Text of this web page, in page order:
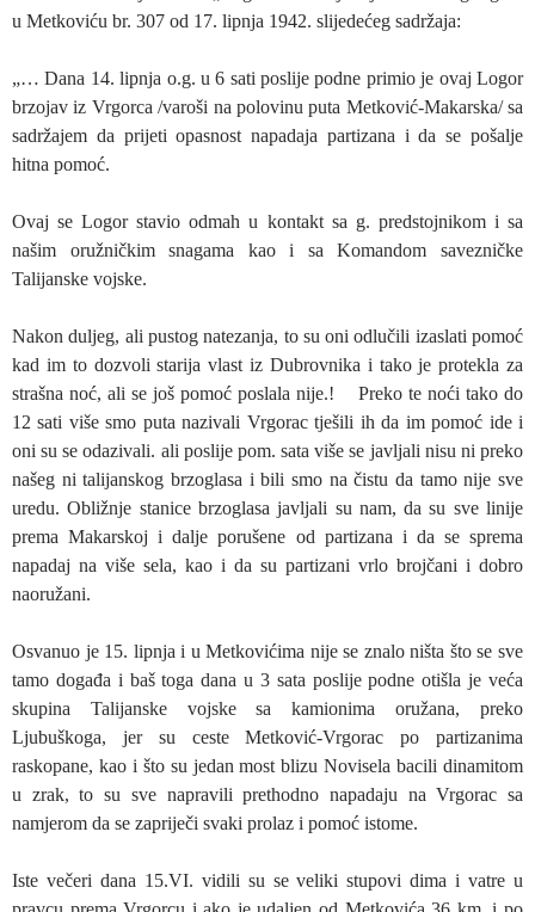
u Metkoviću br. 307 od 17. lipnja 1942. slijedećeg sadržaja:
„… Dana 14. lipnja o.g. u 6 sati poslije podne primio je ovaj Logor
brzojav iz Vrgorca /varoši na polovinu puta Metković-Makarska/ sa
sadržajem da prijeti opasnost napadaja partizana i da se pošalje
hitna pomoć.
Ovaj se Logor stavio odmah u kontakt sa g. predstojnikom i sa
našim oružničkim snagama kao i sa Komandom savezničke
Talijanske vojske.
Nakon duljeg, ali pustog natezanja, to su oni odlučili izaslati pomoć
kad im to dozvoli starija vlast iz Dubrovnika i tako je protekla za
strašna noć, ali se još pomoć poslala nije.! Preko te noći tako do
12 sati više smo puta nazivali Vrgorac tješili ih da im pomoć ide i
oni su se odazivali. ali poslije pom. sata više se javljali nisu ni preko
našeg ni talijanskog brzoglasa i bili smo na čistu da tamo nije sve
uredu. Obližnje stanice brzoglasa javljali su nam, da su sve linije
prema Makarskoj i dalje porušene od partizana i da se sprema
napadaj na više sela, kao i da su partizani vrlo brojčani i dobro
naoružani.
Osvanuo je 15. lipnja i u Metkovićima nije se znalo ništa što se sve
tamo događa i baš toga dana u 3 sata poslije podne otišla je veća
skupina Talijanske vojske sa kamionima oružana, preko
Ljubuškoga, jer su ceste Metković-Vrgorac po partizanima
raskopane, kao i što su jedan most blizu Novisela bacili dinamitom
u zrak, to su sve napravili prethodno napadaju na Vrgorac sa
namjerom da se zapriječi svaki prolaz i pomoć istome.
Iste večeri dana 15.VI. vidili su se veliki stupovi dima i vatre u